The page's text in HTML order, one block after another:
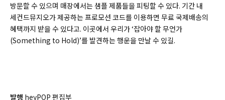
방문할 수 있으며 매장에서는 샘플 제품들을 피팅할 수 있다. 기간 내
세컨드뮤지오가 제공하는 프로모션 코드를 이용하면 무료 국제배송의
혜택까지 받을 수 있다고. 이곳에서 우리가 ‘잡아야 할 무언가
(Something to Hold)’를 발견하는 행운을 만날 수 있길.
발행 heyPOP 편집부